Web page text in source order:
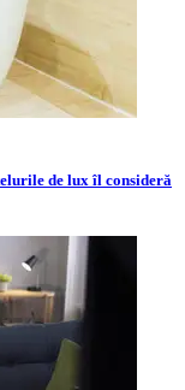
de lux îl consideră